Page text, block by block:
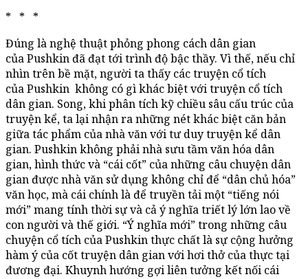
* * *
Đúng là nghệ thuật phỏng phong cách dân gian
của Pushkin đã đạt tới trình độ bậc thầy. Vì thế, nếu chỉ
nhìn trên bề mặt, người ta thấy các truyện cổ tích
của Pushkin không có gì khác biệt với truyện cổ tích
dân gian. Song, khi phân tích kỹ chiều sâu cấu trúc của
truyện kể, ta lại nhận ra những nét khác biệt căn bản
giữa tác phẩm của nhà văn với tư duy truyện kể dân
gian. Pushkin không phải nhà sưu tầm văn hóa dân
gian, hình thức và “cái cốt” của những câu chuyện dân
gian được nhà văn sử dụng không chỉ để “dân chủ hóa”
văn học, mà cái chính là để truyền tải một “tiếng nói
mới” mang tính thời sự và cả ý nghĩa triết lý lớn lao về
con người và thế giới. “Ý nghĩa mới” trong những câu
chuyện cổ tích của Pushkin thực chất là sự cộng hưởng
hàm ý của cốt truyện dân gian với hơi thở của thực tại
đương đại. Khuynh hướng gợi liên tưởng kết nối cái